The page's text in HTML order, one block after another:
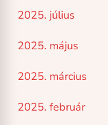
2025. július
2025. május
2025. március
2025. február